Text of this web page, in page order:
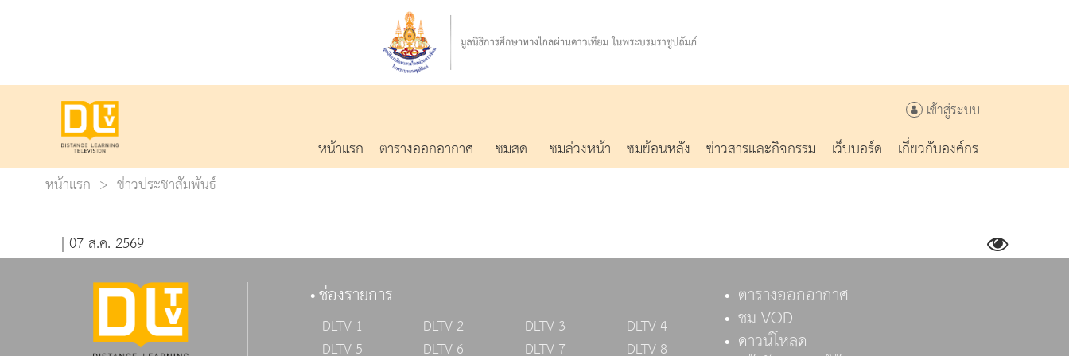
เข้าสู่ระบบ
หน้าแรก ตารางออกอากาศ ชมสด ชมล่วงหน้า ชมย้อนหลัง ข่าวสารและกิจกรรม เว็บบอร์ด
เกี่ยวกับองค์กร
หน้าแรก
ข่าวประชาสัมพันธ์
| 07 ส.ค. 2569
ช่องรายการ
DLTV 1 DLTV 2 DLTV 3
DLTV 4
DLTV 5
DLTV 6 DLTV 7
DLTV 8
ตารางออกอากาศ
ชม VOD
ดาวน์โหลด